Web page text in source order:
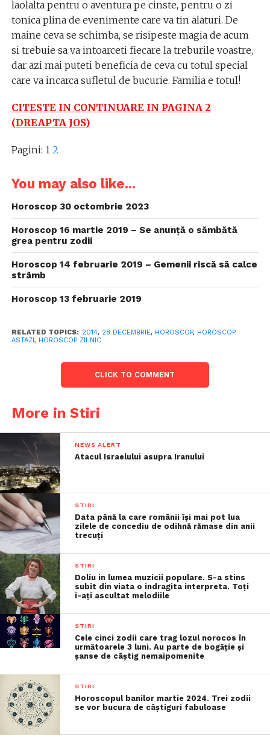
laolalta pentru o aventura pe cinste, pentru o zi
tonica plina de evenimente care va tin alaturi. De
maine ceva se schimba, se risipeste magia de acum
si trebuie sa va intoarceti fiecare la treburile voastre,
dar azi mai puteti beneficia de ceva cu totul special
care va incarca sufletul de bucurie. Familia e totul!
CITESTE IN CONTINUARE IN PAGINA 2
(DREAPTA JOS)
Pagini: 1 2
You may also like...
Horoscop 30 octombrie 2023
Horoscop 16 martie 2019 – Se anunță o sămbătă
grea pentru zodii
Horoscop 14 februarie 2019 – Gemenii riscă să calce
strâmb
Horoscop 13 februarie 2019
RELATED TOPICS: 2014, 28 DECEMBRIE, HOROSCOP, HOROSCOP
ASTAZI, HOROSCOP ZILNIC
CLICK TO COMMENT
More in Stiri
NEWS ALERT
Atacul Israelului asupra Iranului
STIRI
Data până la care românii îşi mai pot lua
zilele de concediu de odihnă rămase din anii
trecuţi
STIRI
Doliu in lumea muzicii populare. S-a stins
subit din viata o indragita interpreta. Toți
i-ați ascultat melodiile
STIRI
Cele cinci zodii care trag lozul norocos în
următoarele 3 luni. Au parte de bogăție și
șanse de câștig nemaipomenite
STIRI
Horoscopul banilor martie 2024. Trei zodii
se vor bucura de câștiguri fabuloase